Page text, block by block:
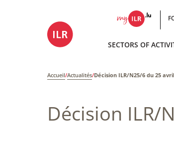
SECTORS OF
Accueil/Actualités/Décision ILR/N25/6 du 25
Décision ILR/